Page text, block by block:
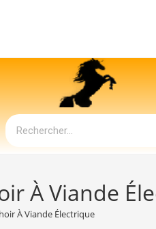
À Viande
À Viande Électrique